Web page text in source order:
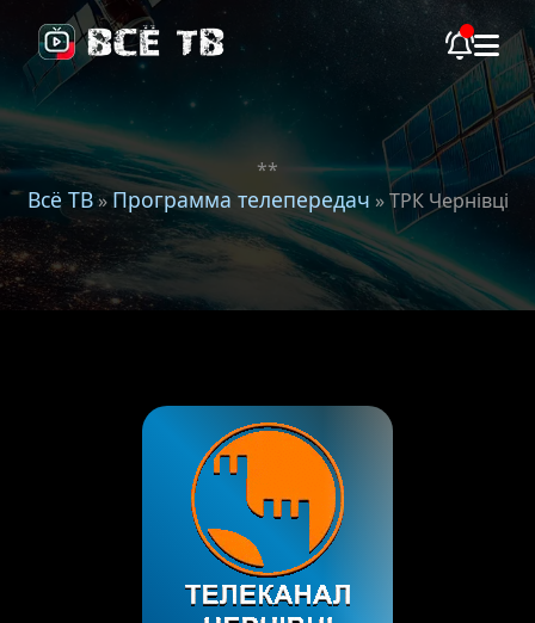
**
Всё ТВ»Программа телепередач » ТРК Чернівці